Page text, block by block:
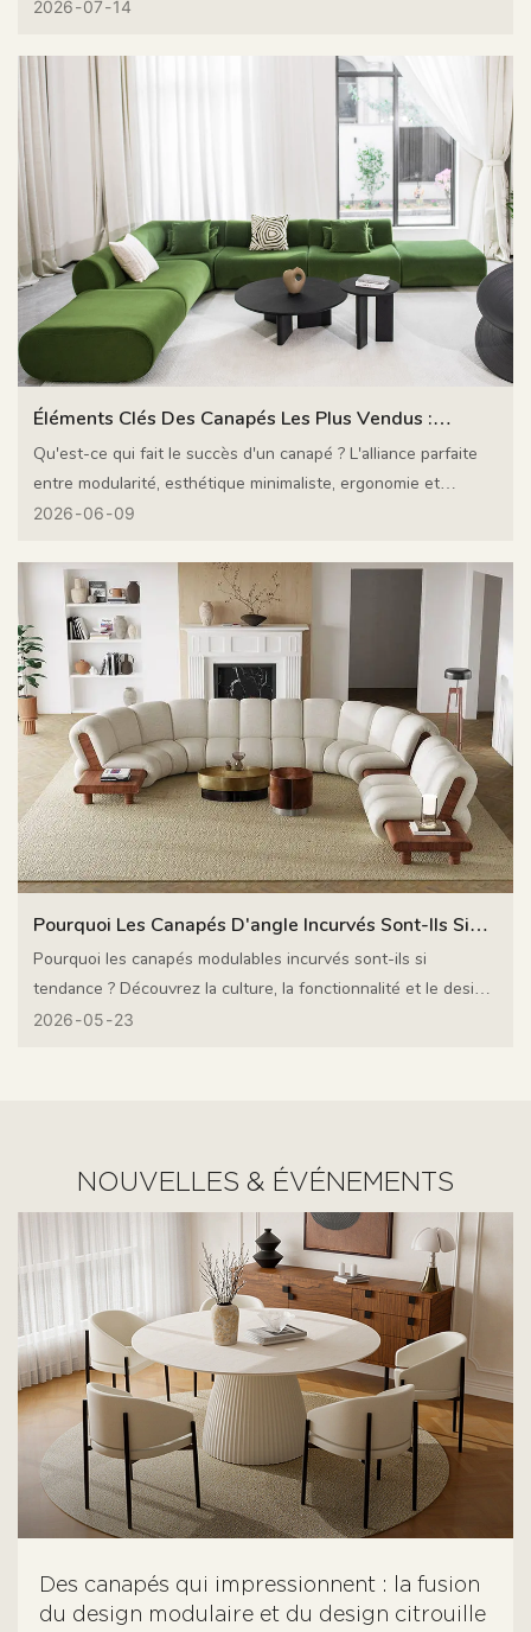
meubles sur mesure — intègre la conception, la fabrication et
d'approvisionnement et le stress lié à la coordination.
2026 07 14
Éléments Clés Des Canapés Les Plus Vendus :
Modulaires, Minimalistes, Ergonomiques Et Durables
Qu'est-ce qui fait le succès d'un canapé ? L'alliance parfaite
entre modularité, esthétique minimaliste, ergonomie et
durabilité. Découvrez comment MIGLIO 5792 aide les
le marché.
2026 06 09
Pourquoi Les Canapés D'angle Incurvés Sont-Ils Si
Populaires ?
Pourquoi les canapés modulables incurvés sont-ils si
tendance ? Découvrez la culture, la fonctionnalité et le design
qui se cachent derrière cette esthétique incurvée, et
2026 05 23
NOUVELLES & ÉVÉNEMENTS
Des canapés qui impressionnent : la fusion
du design modulaire et du design citrouille